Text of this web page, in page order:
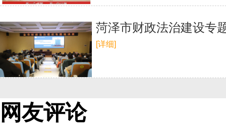
菏泽市财政法治建设专
[详细]
网友评论